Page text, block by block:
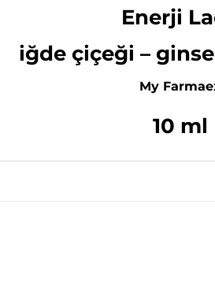
Enerji
iğde çiçeği –
My
10 ml